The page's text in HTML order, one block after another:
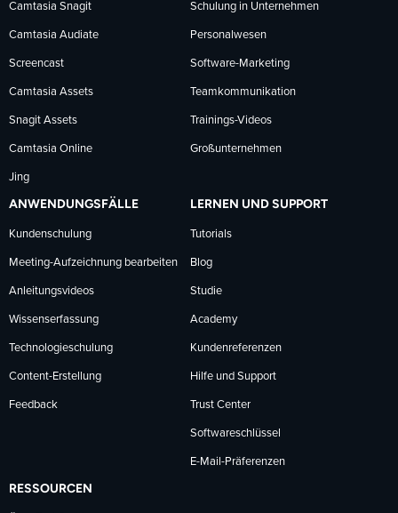
folgen
folgenfolgen
Camtasia Snagit
Camtasia Audiate
Screencast
Camtasia Assets
Snagit Assets
Camtasia Online
Jing
Schulung in Unternehmen
Personalwesen
Software-Marketing
Teamkommunikation
Trainings-Videos
Großunternehmen
ANWENDUNGSFÄLLE
Kundenschulung
Meeting-Aufzeichnung bearbeiten
Anleitungsvideos
Wissenserfassung
Technologieschulung
Content-Erstellung
Feedback
LERNEN UND SUPPORT
Tutorials
Blog
Studie
Academy
Kundenreferenzen
Hilfe und Support
Trust Center
Softwareschlüssel
E-Mail-Präferenzen
RESSOURCEN